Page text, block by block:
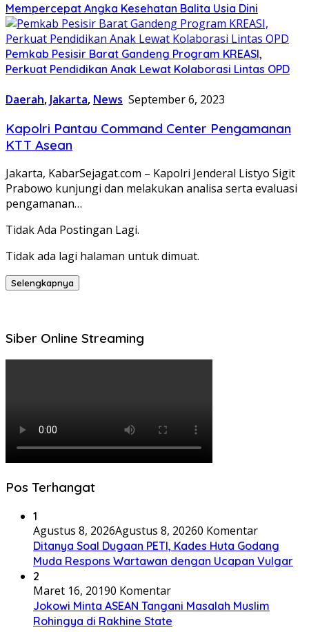
Mempercepat Angka Kesehatan Balita Usia Dini
Pemkab Pesisir Barat Gandeng Program KREASI,
Perkuat Pendidikan Anak Lewat Kolaborasi Lintas OPD
Daerah, Jakarta, News September 6, 2023
Kapolri Pantau Command Center Pengamanan
KTT Asean
Jakarta, KabarSejagat.com – Kapolri Jenderal Listyo Sigit
Prabowo kunjungi dan melakukan analisa serta evaluasi
pengamanan…
Tidak Ada Postingan Lagi.
Tidak ada lagi halaman untuk dimuat.
Selengkapnya
Siber Online Streaming
Pos Terhangat
1
Agustus 8, 2026Agustus 8, 20260 Komentar
Ditanya Soal Dugaan PETI, Kades Huta Godang
Muda Respons Wartawan dengan Ucapan Vulgar
2
Maret 16, 20190 Komentar
Jokowi Minta ASEAN Tangani Masalah Muslim
Rohingya di Rakhine State